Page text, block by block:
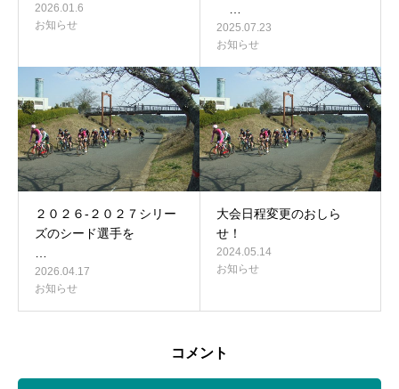
2026.01.6
お知らせ
2025.07.23
お知らせ
２０２６‐２０２７シリー
ズのシード選手を
2026.04.17
お知らせ
大会日程変更のおしら
せ！
2024.05.14
お知らせ
コメント